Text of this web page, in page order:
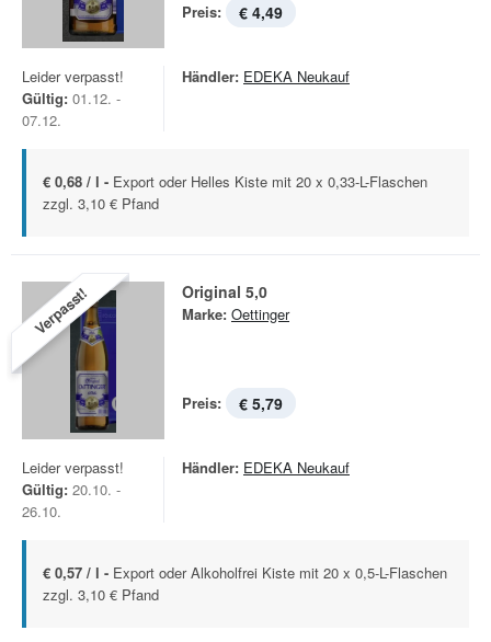
Preis: € 4,49
Leider verpasst!
Gültig: 01.12. -
07.12.
Händler: EDEKA Neukauf
€ 0,68 / l - Export oder Helles Kiste mit 20 x 0,33-L-Flaschen
zzgl. 3,10 € Pfand
Verpasst! Original 5,0
Marke: Oettinger
Preis: € 5,79
Leider verpasst!
Gültig: 20.10. -
26.10.
Händler: EDEKA Neukauf
€ 0,57 / l - Export oder Alkoholfrei Kiste mit 20 x 0,5-L-Flaschen
zzgl. 3,10 € Pfand